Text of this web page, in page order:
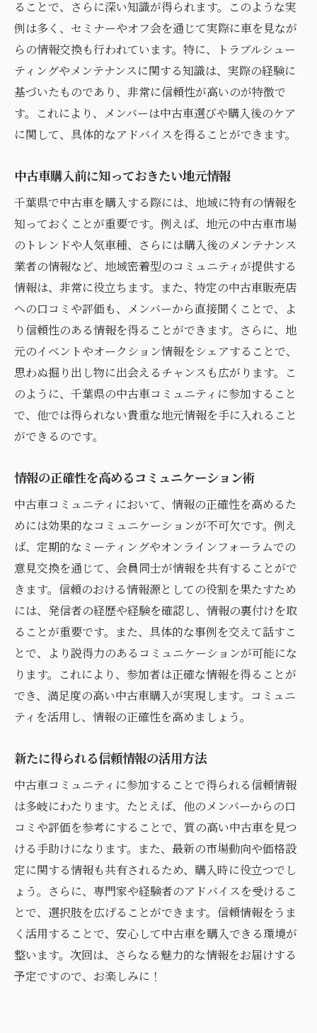
ることで、さらに深い知識が得られます。このような実
例は多く、セミナーやオフ会を通じて実際に車を見なが
らの情報交換も行われています。特に、トラブルシュー
ティングやメンテナンスに関する知識は、実際の経験に
基づいたものであり、非常に信頼性が高いのが特徴で
す。これにより、メンバーは中古車選びや購入後のケア
に関して、具体的なアドバイスを得ることができます。
中古車購入前に知っておきたい地元情報
千葉県で中古車を購入する際には、地域に特有の情報を
知っておくことが重要です。例えば、地元の中古車市場
のトレンドや人気車種、さらには購入後のメンテナンス
業者の情報など、地域密着型のコミュニティが提供する
情報は、非常に役立ちます。また、特定の中古車販売店
への口コミや評価も、メンバーから直接聞くことで、よ
り信頼性のある情報を得ることができます。さらに、地
元のイベントやオークション情報をシェアすることで、
思わぬ掘り出し物に出会えるチャンスも広がります。こ
のように、千葉県の中古車コミュニティに参加すること
で、他では得られない貴重な地元情報を手に入れること
ができるのです。
情報の正確性を高めるコミュニケーション術
中古車コミュニティにおいて、情報の正確性を高めるた
めには効果的なコミュニケーションが不可欠です。例え
ば、定期的なミーティングやオンラインフォーラムでの
意見交換を通じて、会員同士が情報を共有することがで
きます。信頼のおける情報源としての役割を果たすため
には、発信者の経歴や経験を確認し、情報の裏付けを取
ることが重要です。また、具体的な事例を交えて話すこ
とで、より説得力のあるコミュニケーションが可能にな
ります。これにより、参加者は正確な情報を得ることが
でき、満足度の高い中古車購入が実現します。コミュニ
ティを活用し、情報の正確性を高めましょう。
新たに得られる信頼情報の活用方法
中古車コミュニティに参加することで得られる信頼情報
は多岐にわたります。たとえば、他のメンバーからの口
コミや評価を参考にすることで、質の高い中古車を見つ
ける手助けになります。また、最新の市場動向や価格設
定に関する情報も共有されるため、購入時に役立つでし
ょう。さらに、専門家や経験者のアドバイスを受けるこ
とで、選択肢を広げることができます。信頼情報をうま
く活用することで、安心して中古車を購入できる環境が
整います。次回は、さらなる魅力的な情報をお届けする
予定ですので、お楽しみに！